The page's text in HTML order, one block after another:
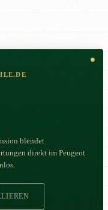
blendet
direkt im Peugeot